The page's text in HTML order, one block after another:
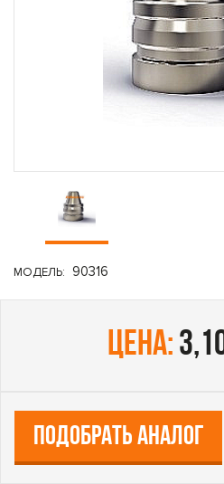
МОДЕЛЬ: 90316
цена:
ПОДОБРАТЬ АНАЛОГ